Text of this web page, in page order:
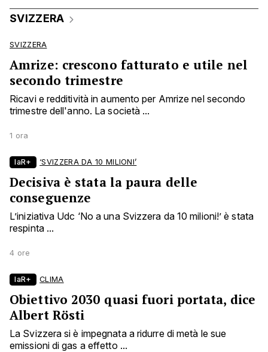
SVIZZERA
SVIZZERA
Amrize: crescono fatturato e utile nel
secondo trimestre
Ricavi e redditività in aumento per Amrize nel secondo
trimestre dell'anno. La società ...
1 ora
laR+ ‘SVIZZERA DA 10 MILIONI’
Decisiva è stata la paura delle
conseguenze
L’iniziativa Udc ‘No a una Svizzera da 10 milioni!’ è stata
respinta ...
4 ore
laR+ CLIMA
Obiettivo 2030 quasi fuori portata, dice
Albert Rösti
La Svizzera si è impegnata a ridurre di metà le sue
emissioni di gas a effetto ...